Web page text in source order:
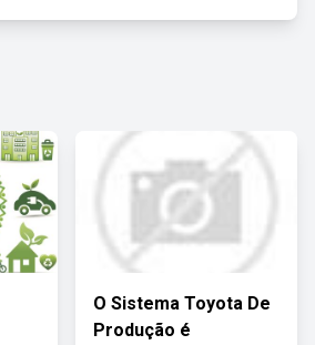
O Sistema Toyota De
Produção é